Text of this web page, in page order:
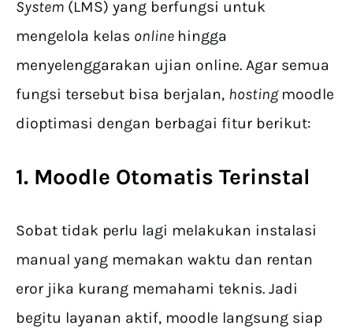
System (LMS) yang berfungsi untuk
mengelola kelas online hingga
menyelenggarakan ujian online. Agar semua
fungsi tersebut bisa berjalan, hosting moodle
dioptimasi dengan berbagai fitur berikut:
1. Moodle Otomatis Terinstal
Sobat tidak perlu lagi melakukan instalasi
manual yang memakan waktu dan rentan
eror jika kurang memahami teknis. Jadi
begitu layanan aktif, moodle langsung siap